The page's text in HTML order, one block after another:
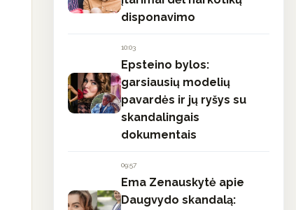
disponavimo
10:03
Epsteino bylos:
garsiausių modelių
pavardės ir jų ryšys su
skandalingais
dokumentais
09:57
Ema Zenauskytė apie
Daugvydo skandalą: